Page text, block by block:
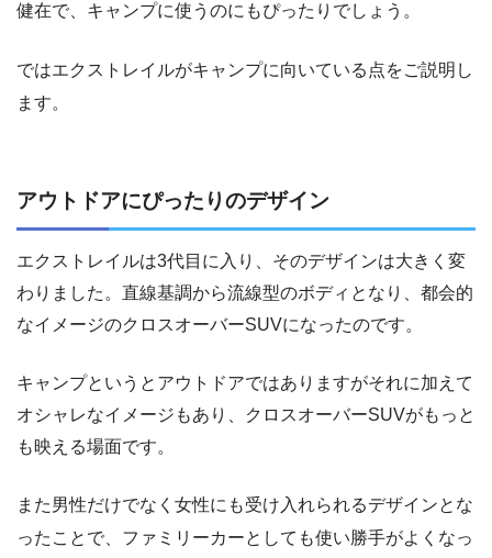
健在で、キャンプに使うのにもぴったりでしょう。
ではエクストレイルがキャンプに向いている点をご説明し
ます。
アウトドアにぴったりのデザイン
エクストレイルは3代目に入り、そのデザインは大きく変
わりました。直線基調から流線型のボディとなり、都会的
なイメージのクロスオーバーSUVになったのです。
キャンプというとアウトドアではありますがそれに加えて
オシャレなイメージもあり、クロスオーバーSUVがもっと
も映える場面です。
また男性だけでなく女性にも受け入れられるデザインとな
ったことで、ファミリーカーとしても使い勝手がよくなっ